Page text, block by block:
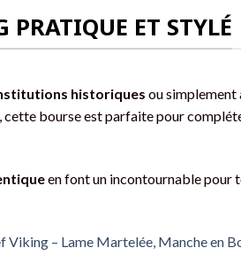
PRATIQUE ET STYLÉ
historiques ou simplement
cette bourse est parfaite pour
en font un incontournable pour
Viking – Lame Martelée, Manche en